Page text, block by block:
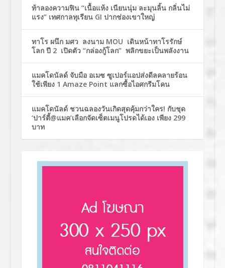
ท้าลองความฟิน “เนื้อแห้ง เนียนนุ่ม ละมุนลิ้น กลิ่นไม่
แรง” เทศกาลทุเรียน GI ปากช่องเขาใหญ่
ทาโร ผนึก มศว ลงนาม MOU เดินหน้าทาโรรักษ์
โลก ปี 2 เปิดตัว “กล่องกู้โลก” พลิกขยะเป็นพลังงาน
แมคโดนัลด์ จับมือ อเมซ ซูเปอร์แอปส่งดีลคลายร้อน
ใช้เพียง 1 Amaze Point แลกซื้อไอศกรีมโคน
แมคโดนัลด์ ชวนฉลองวันเกิดสุดคุ้มกว่าใคร! กับชุด
‘ปาร์ตี้@แมค’เลือกจัดเซ็ตเมนูโปรดได้เอง เพียง 299
บาท